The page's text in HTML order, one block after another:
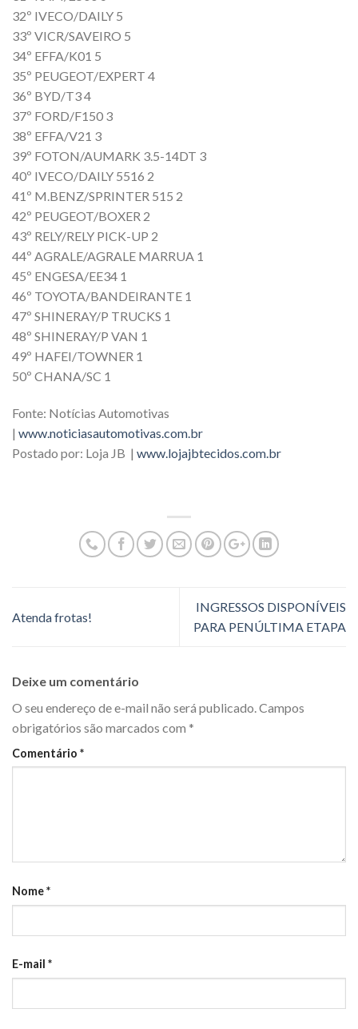
32º IVECO/DAILY 5
33º VICR/SAVEIRO 5
34º EFFA/K01 5
35º PEUGEOT/EXPERT 4
36º BYD/T3 4
37º FORD/F150 3
38º EFFA/V21 3
39º FOTON/AUMARK 3.5-14DT 3
40º IVECO/DAILY 5516 2
41º M.BENZ/SPRINTER 515 2
42º PEUGEOT/BOXER 2
43º RELY/RELY PICK-UP 2
44º AGRALE/AGRALE MARRUA 1
45º ENGESA/EE34 1
46º TOYOTA/BANDEIRANTE 1
47º SHINERAY/P TRUCKS 1
48º SHINERAY/P VAN 1
49º HAFEI/TOWNER 1
50º CHANA/SC 1
Fonte: Notícias Automotivas
| www.noticiasautomotivas.com.br
Postado por: Loja JB | www.lojajbtecidos.com.br
Atenda frotas!
INGRESSOS DISPONÍVEIS
PARA PENÚLTIMA ETAPA
Deixe um comentário
O seu endereço de e-mail não será publicado. Campos
obrigatórios são marcados com *
Comentário *
Nome*
E-mail *